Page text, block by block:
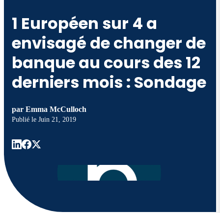
1 Européen sur 4 a
envisagé de changer de
banque au cours des 12
derniers mois : Sondage
par Emma McCulloch
Publié le Juin 21, 2019